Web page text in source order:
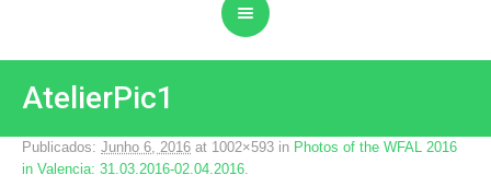
AtelierPic1
Publicados: Junho 6, 2016 at 1002×593 in Photos of the WFAL 2016
in Valencia: 31.03.2016-02.04.2016